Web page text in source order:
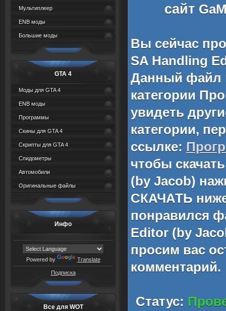
Мультиплеер
ENB моды
Большие моды
GTA 4
Моды для GTA 4
ENB моды
Программы
Скины для GTA 4
Скрипты для GTA 4
Спидометры
Автомобили
Оригинальные файлы
Инфо
Powered by Translate
Подписка
Все для WOT
сайт
Вы сейчас
SA Handling
Данный файл
категории
увидеть
категории,
ссылке:
чтобы
(by Jacob)
СКАЧАТЬ
понравился
Editor (by
просим вас
комментарий.
Статус: